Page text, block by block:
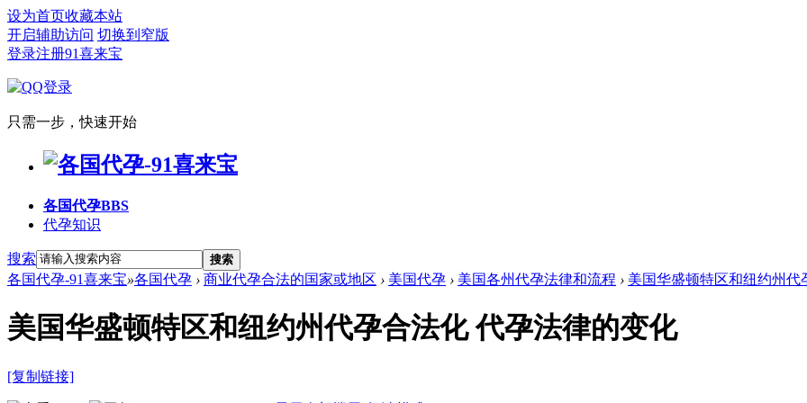
设为首页收藏本站
开启辅助访问 切换到窄版
登录注册91喜来宝
只需一步，快速开始
各国代孕BBS
代孕知识
搜索 搜索
各国代孕-91喜来宝»各国代孕 › 商业代孕合法的国家或地区 › 美国代孕 › 美国各州代孕法律和流程 › 美国华盛顿特区和纽约州代
美国华盛顿特区和纽约州代孕合法化 代孕法律的变化
[复制链接]